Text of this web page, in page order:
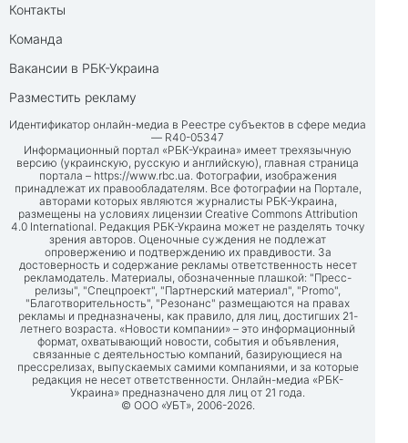
Контакты
Команда
Вакансии в РБК-Украина
Разместить рекламу
Идентификатор онлайн-медиа в Реестре субъектов в сфере медиа
— R40-05347
Информационный портал «РБК-Украина» имеет трехязычную
версию (украинскую, русскую и английскую), главная страница
портала – https://www.rbc.ua. Фотографии, изображения
принадлежат их правообладателям. Все фотографии на Портале,
авторами которых являются журналисты РБК-Украина,
размещены на условиях лицензии Creative Commons Attribution
4.0 International. Редакция РБК-Украина может не разделять точку
зрения авторов. Оценочные суждения не подлежат
опровержению и подтверждению их правдивости. За
достоверность и содержание рекламы ответственность несет
рекламодатель. Материалы, обозначенные плашкой: "Пресс-
релизы", "Спецпроект", "Партнерский материал", "Promo",
"Благотворительность", "Резонанс" размещаются на правах
рекламы и предназначены, как правило, для лиц, достигших 21-
летнего возраста. «Новости компании» – это информационный
формат, охватывающий новости, события и объявления,
связанные с деятельностью компаний, базирующиеся на
прессрелизах, выпускаемых самими компаниями, и за которые
редакция не несет ответственности. Онлайн-медиа «РБК-
Украина» предназначено для лиц от 21 года.
© ООО «УБТ», 2006-2026.